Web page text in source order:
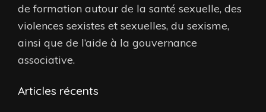
de formation autour de la santé sexuelle, des
violences sexistes et sexuelles, du sexisme,
ainsi que de l’aide à la gouvernance
associative.
Articles récents